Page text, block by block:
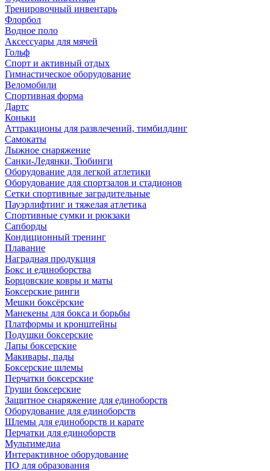
Тренировочный инвентарь
Флорбол
Водное поло
Аксессуары для мячей
Гольф
Спорт и активный отдых
Гимнастическое оборудование
Веломобили
Спортивная форма
Дартс
Коньки
Аттракционы для развлечений, тимбилдинг
Самокаты
Лыжное снаряжение
Санки-Ледянки, Тюбинги
Оборудование для легкой атлетики
Оборудование для спортзалов и стадионов
Сетки спортивные заградительные
Пауэрлифтинг и тяжелая атлетика
Спортивные сумки и рюкзаки
Сапборды
Кондиционный тренинг
Плавание
Наградная продукция
Бокс и единоборства
Борцовские ковры и маты
Боксерские ринги
Мешки боксёрские
Манекены для бокса и борьбы
Платформы и кронштейны
Подушки боксерские
Лапы боксерские
Макивары, пады
Боксерские шлемы
Перчатки боксерские
Груши боксерские
Защитное снаряжение для единоборств
Оборудование для единоборств
Шлемы для единоборств и карате
Перчатки для единоборств
Мультимедиа
Интерактивное оборудование
ПО для образования